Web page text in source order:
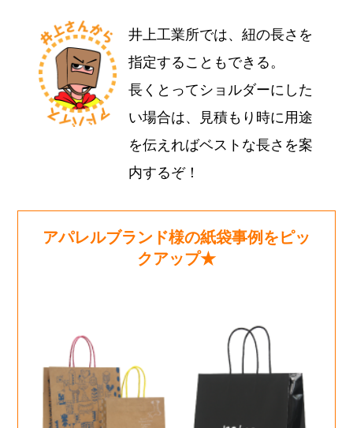
井上工業所では、紐の長さを
指定することもできる。
長くとってショルダーにした
い場合は、見積もり時に用途
を伝えればベストな長さを案
内するぞ！
アパレルブランド様の紙袋事例をピッ
クアップ★